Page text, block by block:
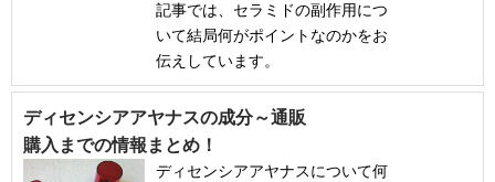
記事では、セラミドの副作用につ
いて結局何がポイントなのかをお
伝えしています。
ディセンシアアヤナスの成分～通販
購入までの情報まとめ！
ディセンシアアヤナスについて何